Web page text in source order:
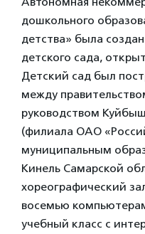
дошкольного
детства» была
детского сада,
Детский сад был
между
руководством
(филиала ОАО
муниципальным
Кинель Самарской
хореографический
восемью
учебный класс с